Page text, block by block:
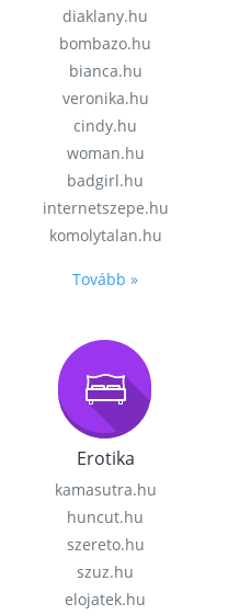
diaklany.hu
bombazo.hu
bianca.hu
veronika.hu
cindy.hu
woman.hu
badgirl.hu
internetszepe.hu
komolytalan.hu
Tovább »
Erotika
kamasutra.hu
huncut.hu
szereto.hu
szuz.hu
elojatek.hu